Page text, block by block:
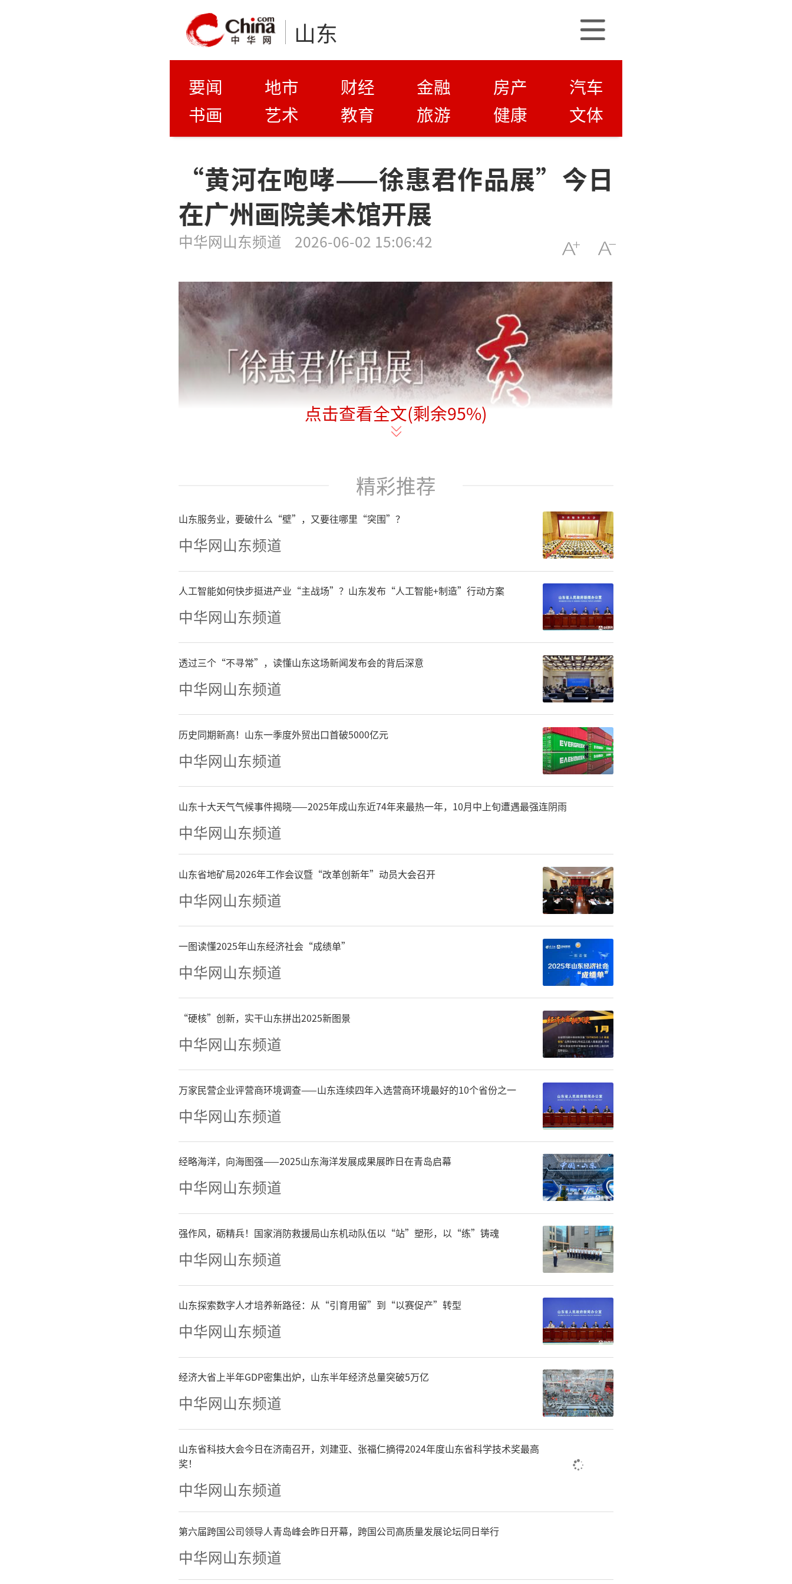
山东
要闻 地市 财经 金融 房产
汽车
书画
艺术 教育 旅游 健康 文体
“黄河在咆哮——徐惠君作品展”今日
在广州画院美术馆开展
中华网山东频道 2026-06-02 15:06:42
黄河在咆哮——徐惠君作品展
民盟中央美术院
总策划
宋陆京
闫斌
展览监制
展览统筹
邝以明、张足春、孙秋子、曾祥梅、李夏夏、李
卓、冯梁嘉唯
展览时间
点击查看全文(剩余95%)
精彩推荐
山东服务业，要破什么“壁”，又要往哪里“突围”？
中华网山东频道
人工智能如何快步挺进产业“主战场”？山东发布“人工智能+制造”行动方案
中华网山东频道
透过三个“不寻常”，读懂山东这场新闻发布会的背后深意
中华网山东频道
历史同期新高！山东一季度外贸出口首破5000亿元
中华网山东频道
山东十大天气气候事件揭晓——2025年成山东近74年来最热一年，10月中上旬遭遇最强连阴雨
中华网山东频道
山东省地矿局2026年工作会议暨“改革创新年”动员大会召开
中华网山东频道
一图读懂2025年山东经济社会“成绩单”
中华网山东频道
“硬核”创新，实干山东拼出2025新图景
中华网山东频道
万家民营企业评营商环境调查——山东连续四年入选营商环境最好的10个省份之一
中华网山东频道
经略海洋，向海图强——2025山东海洋发展成果展昨日在青岛启幕
中华网山东频道
强作风，砺精兵！国家消防救援局山东机动队伍以“站”塑形，以“练”铸魂
中华网山东频道
山东探索数字人才培养新路径：从“引育用留”到“以赛促产”转型
中华网山东频道
经济大省上半年GDP密集出炉，山东半年经济总量突破5万亿
中华网山东频道
山东省科技大会今日在济南召开，刘建亚、张福仁摘得2024年度山东省科学技术奖最高
奖！
中华网山东频道
第六届跨国公司领导人青岛峰会昨日开幕，跨国公司高质量发展论坛同日举行
中华网山东频道